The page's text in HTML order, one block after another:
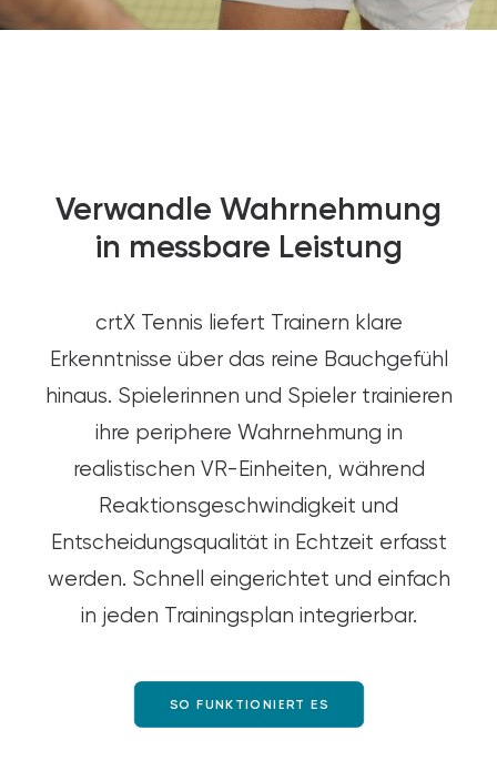
Verwandle Wahrnehmung
in messbare Leistung
crtX Tennis liefert Trainern klare
Erkenntnisse über das reine Bauchgefühl
hinaus. Spielerinnen und Spieler trainieren
ihre periphere Wahrnehmung in
realistischen VR-Einheiten, während
Reaktionsgeschwindigkeit und
Entscheidungsqualität in Echtzeit erfasst
werden. Schnell eingerichtet und einfach
in jeden Trainingsplan integrierbar.
SO FUNKTIONIERT ES